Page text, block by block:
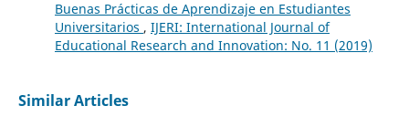
Buenas Prácticas de Aprendizaje en Estudiantes
Universitarios , IJERI: International Journal of
Educational Research and Innovation: No. 11 (2019)
Similar Articles